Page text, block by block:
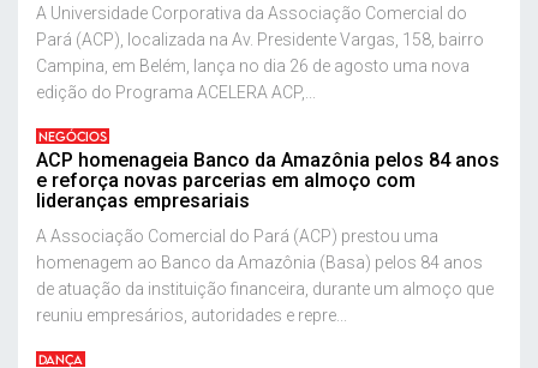
A Universidade Corporativa da Associação Comercial do
Pará (ACP), localizada na Av. Presidente Vargas, 158, bairro
Campina, em Belém, lança no dia 26 de agosto uma nova
edição do Programa ACELERA ACP,...
NEGÓCIOS
ACP homenageia Banco da Amazônia pelos 84 anos
e reforça novas parcerias em almoço com
lideranças empresariais
A Associação Comercial do Pará (ACP) prestou uma
homenagem ao Banco da Amazônia (Basa) pelos 84 anos
de atuação da instituição financeira, durante um almoço que
reuniu empresários, autoridades e repre...
DANÇA